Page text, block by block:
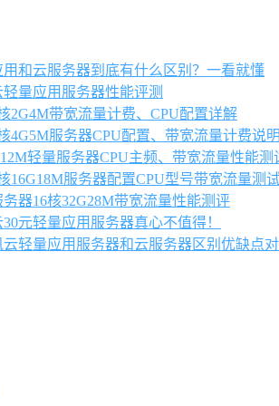
和云服务器到底有什么区别？一看就懂
量应用服务器性能评测
2G4M带宽流量计费、CPU配置详解
4G5M服务器CPU配置、带宽流量计费说明
轻量服务器CPU主频、带宽流量性能测
16G18M服务器配置CPU型号带宽流量测
器16核32G28M带宽流量性能测评
元轻量应用服务器真心不值得！
轻量应用服务器和云服务器区别优缺点